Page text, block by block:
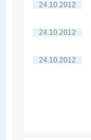
24.10.2012
24.10.2012
24.10.2012